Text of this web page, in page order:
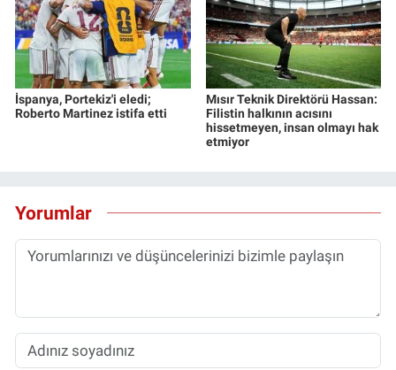
İspanya, Portekiz'i eledi;
Roberto Martinez istifa etti
Mısır Teknik Direktörü Hassan:
Filistin halkının acısını
hissetmeyen, insan olmayı hak
etmiyor
Yorumlar